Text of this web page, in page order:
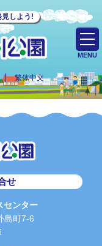
しよう!
繁体中文
MENU
せ
ンター
島町7-6